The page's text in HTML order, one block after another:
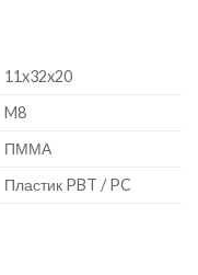
11x32x20
M8
ПММА
Пластик PBT / PC